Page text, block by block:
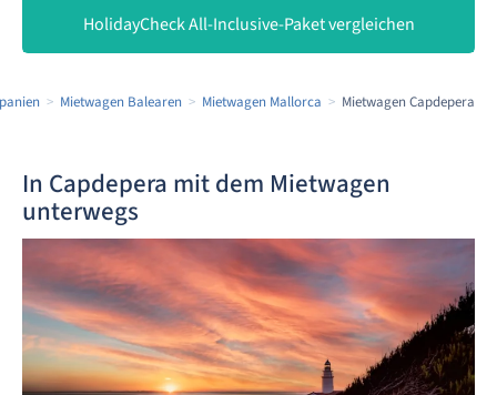
HolidayCheck All-Inclusive-Paket vergleichen
Mietwagen Balearen Mietwagen Mallorca Mietwagen Capdepera
In Capdepera mit dem Mietwagen
unterwegs